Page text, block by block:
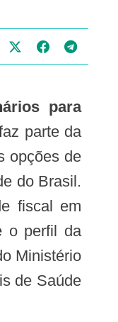
para
parte da
opções de
do Brasil.
fiscal em
o perfil da
Ministério
de Saúde